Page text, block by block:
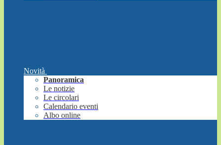
Novità
Panoramica
Le notizie
Le circolari
Calendario eventi
Albo online